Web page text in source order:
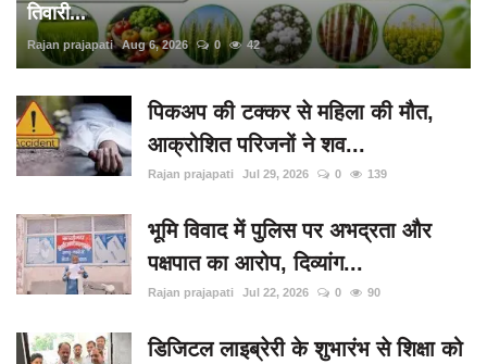
तिवारी...
Rajan prajapati Aug 6, 2026 0 42
पिकअप की टक्कर से महिला की मौत,
आक्रोशित परिजनों ने शव...
Rajan prajapati Jul 29, 2026 0 139
भूमि विवाद में पुलिस पर अभद्रता और
पक्षपात का आरोप, दिव्यांग...
Rajan prajapati Jul 22, 2026 0 90
डिजिटल लाइब्रेरी के शुभारंभ से शिक्षा को